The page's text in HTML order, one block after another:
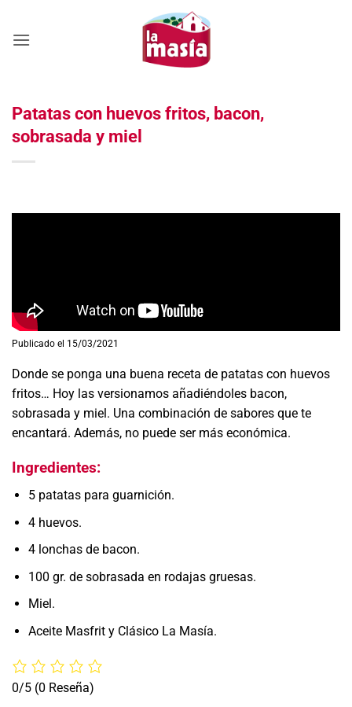
contenido
Patatas con huevos fritos, bacon,
sobrasada y miel
Publicado el 15/03/2021
Donde se ponga una buena receta de patatas con huevos
fritos… Hoy las versionamos añadiéndoles bacon,
sobrasada y miel. Una combinación de sabores que te
encantará. Además, no puede ser más económica.
Ingredientes:
5 patatas para guarnición.
4 huevos.
4 lonchas de bacon.
100 gr. de sobrasada en rodajas gruesas.
Miel.
Aceite Masfrit y Clásico La Masía.
0/5 (0 Reseña)